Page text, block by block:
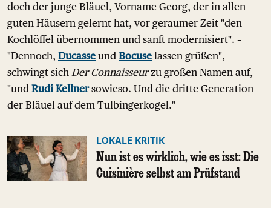
doch der junge Bläuel, Vorname Georg, der in allen
guten Häusern gelernt hat, vor geraumer Zeit "den
Kochlöffel übernommen und sanft modernisiert". –
"Dennoch, Ducasse und Bocuse lassen grüßen",
schwingt sich Der Connaisseurzu großen Namen auf,
"und Rudi Kellnersowieso. Und die dritte Generation
der Bläuel auf dem Tulbingerkogel."
LOKALE KRITIK
Nun ist es wirklich, wie es isst: Die
Cuisinière selbst am Prüfstand